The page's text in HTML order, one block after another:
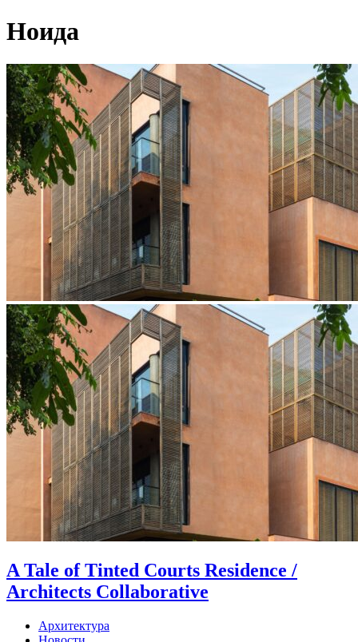
Ноида
A Tale of Tinted Courts Residence /
Architects Collaborative
Архитектура